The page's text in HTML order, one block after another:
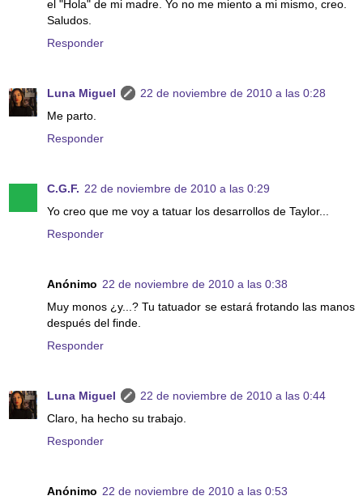
el "Hola" de mi madre. Yo no me miento a mi mismo, creo.
Saludos.
Responder
Luna Miguel
22 de noviembre de 2010 a las 0:28
Me parto.
Responder
C.G.F. 22 de noviembre de 2010 a las 0:29
Yo creo que me voy a tatuar los desarrollos de Taylor...
Responder
Anónimo 22 de noviembre de 2010 a las 0:38
Muy monos ¿y...? Tu tatuador se estará frotando las manos
después del finde.
Responder
Luna Miguel
22 de noviembre de 2010 a las 0:44
Claro, ha hecho su trabajo.
Responder
Anónimo 22 de noviembre de 2010 a las 0:53